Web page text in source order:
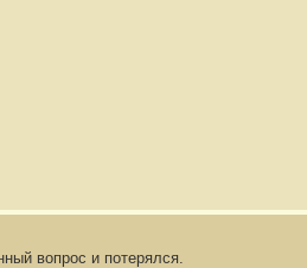
вопрос и потерялся.